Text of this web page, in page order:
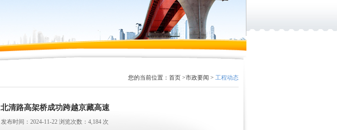
您的当前位置： 首页 >市政要闻 > 工程动态
北清路高架桥成功跨越京藏高速
发布时间：2024-11-22 浏览次数：4,184 次